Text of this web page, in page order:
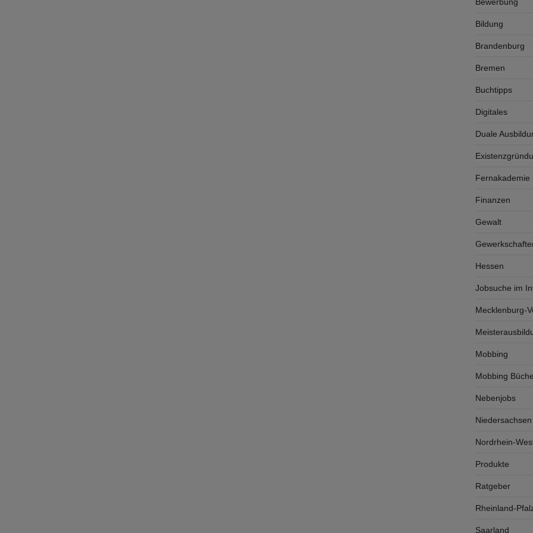
Bildung
Brandenburg
Bremen
Buchtipps
Digitales
Duale
Fernakademie
Finanzen
Gewalt
Hessen
Jobsuche im
Mecklenburg-
Mobbing
Mobbing
Nebenjobs
Niedersachsen
Nordrhein-
Produkte
Ratgeber
Rheinland-
Saarland